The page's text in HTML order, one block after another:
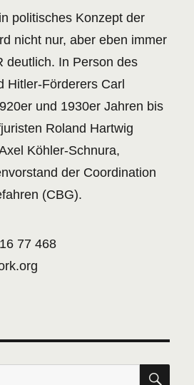
politisches Konzept der
nicht nur, aber eben immer
deutlich. In Person des
Hitler-Förderers Carl
und 1930er Jahren bis
Roland Hartwig
Köhler-Schnura,
der Coordination
(CBG).
77 468